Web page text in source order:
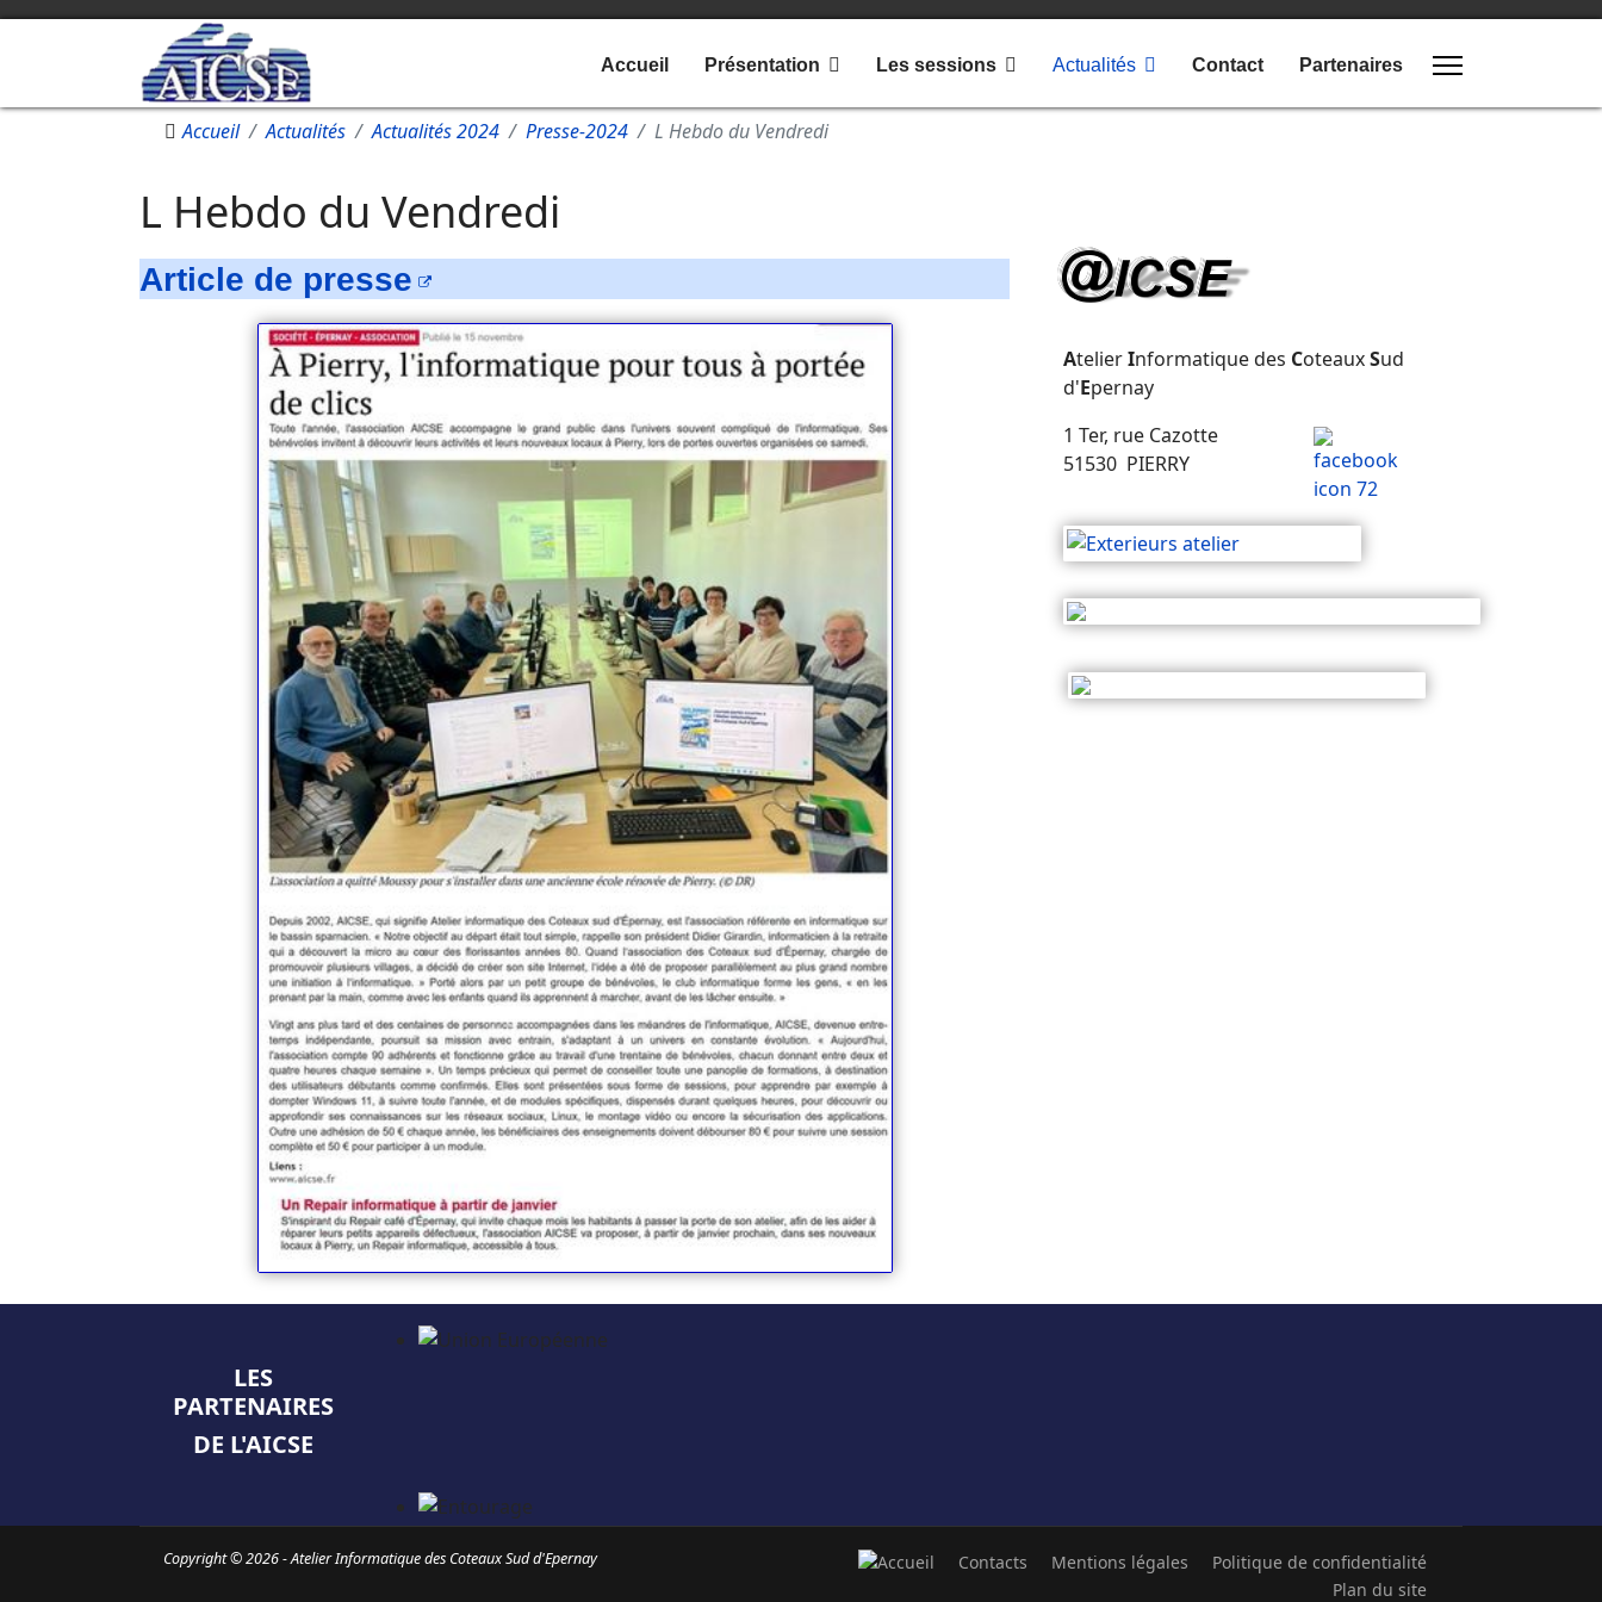
Accueil Présentation Les sessions Actualités Contact Partenaires
Accueil Actualités Actualités 2024 Presse-2024 L Hebdo du Vendredi
L Hebdo du Vendredi
Article de presse
AtelierInformatique des CoteauxSud
d'Epernay
1 Ter, rue Cazotte
51530 PIERRY
LES
PARTENAIRES
DE L'AICSE
Copyright © 2026 - Atelier Informatique des Coteaux Sud d'Epernay Contacts Mentions légales
Politique de confidentialité
Plan du site